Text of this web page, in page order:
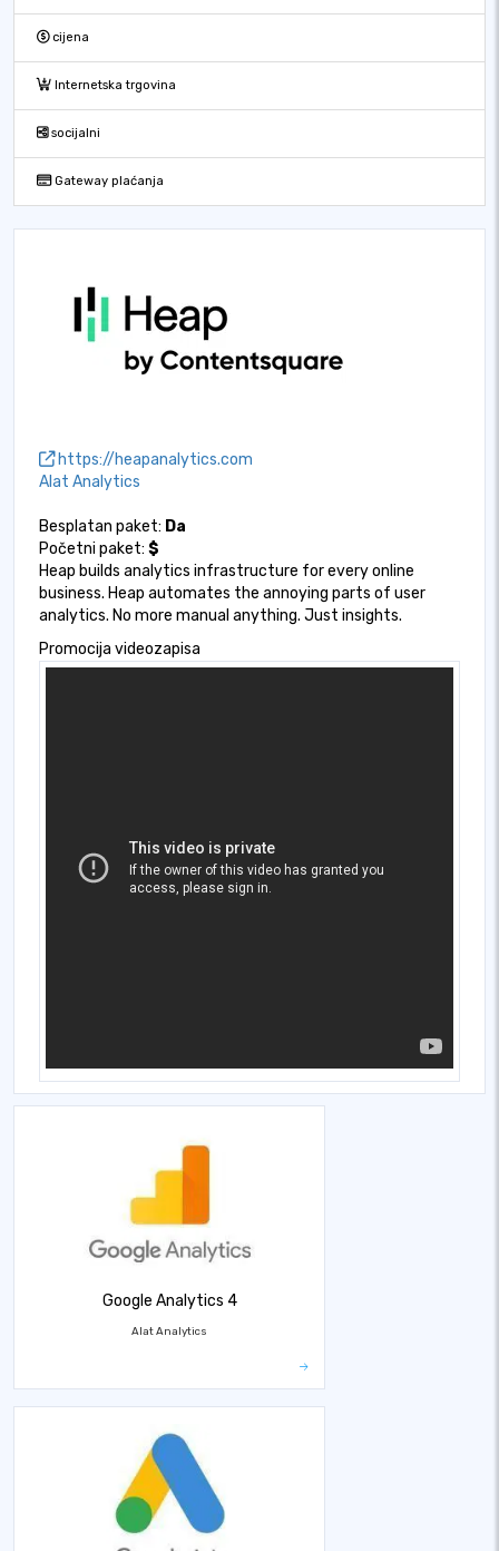
cijena
Internetska trgovina
socijalni
Gateway plaćanja
https://heapanalytics.com
Alat Analytics
Besplatan paket: Da
Početni paket: $
Heap builds analytics infrastructure for every online
business. Heap automates the annoying parts of user
analytics. No more manual anything. Just insights.
Promocija videozapisa
Google Analytics 4
Alat Analytics